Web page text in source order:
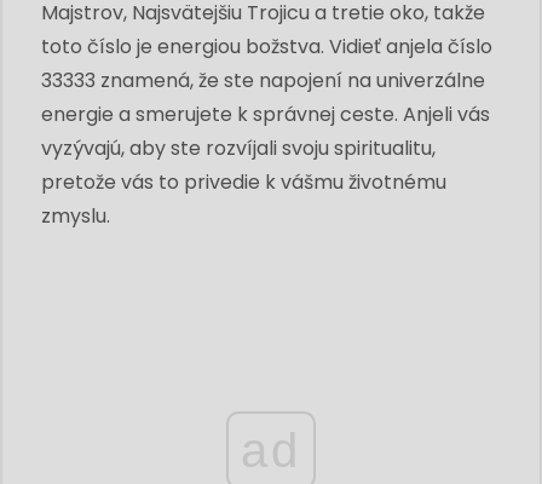
Majstrov, Najsvätejšiu Trojicu a tretie oko, takže
toto číslo je energiou božstva. Vidieť anjela číslo
33333 znamená, že ste napojení na univerzálne
energie a smerujete k správnej ceste. Anjeli vás
vyzývajú, aby ste rozvíjali svoju spiritualitu,
pretože vás to privedie k vášmu životnému
zmyslu.
ad